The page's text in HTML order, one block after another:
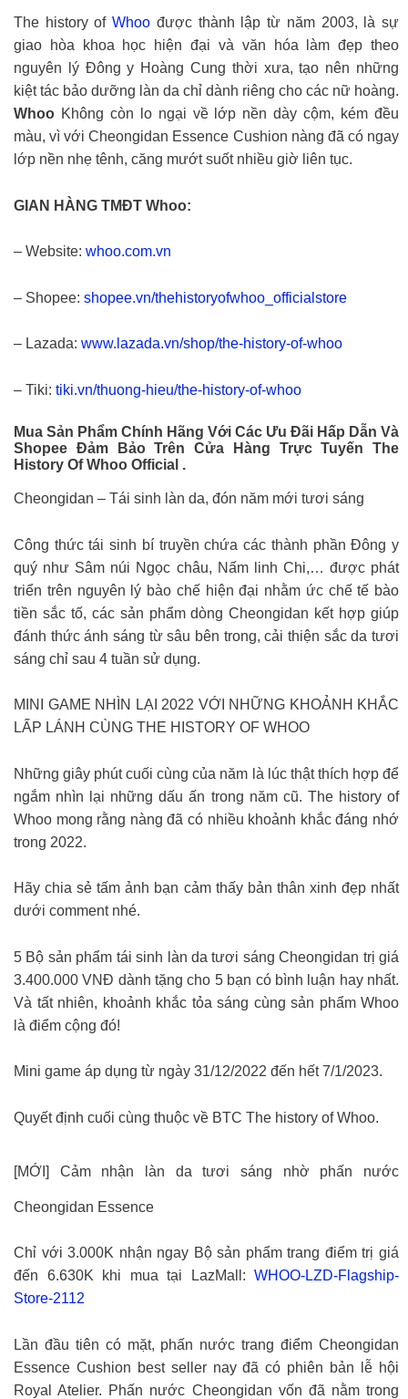
The history ofWhoo được thành lập từ năm 2003, là sự
giao hòa khoa học hiện đại và văn hóa làm đẹp theo
nguyên lý Đông y Hoàng Cung thời xưa, tạo nên những
kiệt tác bảo dưỡng làn da chỉ dành riêng cho các nữ hoàng.
Whoo Không còn lo ngại về lớp nền dày cộm, kém đều
màu, vì với Cheongidan Essence Cushion nàng đã có ngay
lớp nền nhẹ tênh, căng mướt suốt nhiều giờ liên tục.
GIAN HÀNG TMĐT Whoo:
– Website: whoo.com.vn
– Shopee: shopee.vn/thehistoryofwhoo_officialstore
– Lazada: www.lazada.vn/shop/the-history-of-whoo
– Tiki: tiki.vn/thuong-hieu/the-history-of-whoo
Mua Sản Phẩm Chính Hãng Với Các Ưu Đãi Hấp Dẫn Và
Shopee Đảm Bảo Trên Cửa Hàng Trực Tuyến The
History Of Whoo Official .
Cheongidan – Tái sinh làn da, đón năm mới tươi sáng
Công thức tái sinh bí truyền chứa các thành phần Đông y
quý như Sâm núi Ngọc châu, Nấm linh Chi,… được phát
triển trên nguyên lý bào chế hiện đại nhằm ức chế tế bào
tiền sắc tố, các sản phẩm dòng Cheongidan kết hợp giúp
đánh thức ánh sáng từ sâu bên trong, cải thiện sắc da tươi
sáng chỉ sau 4 tuần sử dụng.
MINI GAME NHÌN LẠI 2022 VỚI NHỮNG KHOẢNH KHẮC
LẤP LÁNH CÙNG THE HISTORY OF WHOO
Những giây phút cuối cùng của năm là lúc thật thích hợp để
ngắm nhìn lại những dấu ấn trong năm cũ. The history of
Whoo mong rằng nàng đã có nhiều khoảnh khắc đáng nhớ
trong 2022.
Hãy chia sẻ tấm ảnh bạn cảm thấy bản thân xinh đẹp nhất
dưới comment nhé.
5 Bộ sản phẩm tái sinh làn da tươi sáng Cheongidan trị giá
3.400.000 VNĐ dành tặng cho 5 bạn có bình luận hay nhất.
Và tất nhiên, khoảnh khắc tỏa sáng cùng sản phẩm Whoo
là điểm cộng đó!
Mini game áp dụng từ ngày 31/12/2022 đến hết 7/1/2023.
Quyết định cuối cùng thuộc về BTC The history of Whoo.
[MỚI] Cảm nhận làn da tươi sáng nhờ phấn nước
Cheongidan Essence
Chỉ với 3.000K nhận ngay Bộ sản phẩm trang điểm trị giá
đến 6.630K khi mua tại LazMall: WHOO-LZD-Flagship-
Store-2112
Lần đầu tiên có mặt, phấn nước trang điểm Cheongidan
Essence Cushion best seller nay đã có phiên bản lễ hội
Royal Atelier. Phấn nước Cheongidan vốn đã nằm trong